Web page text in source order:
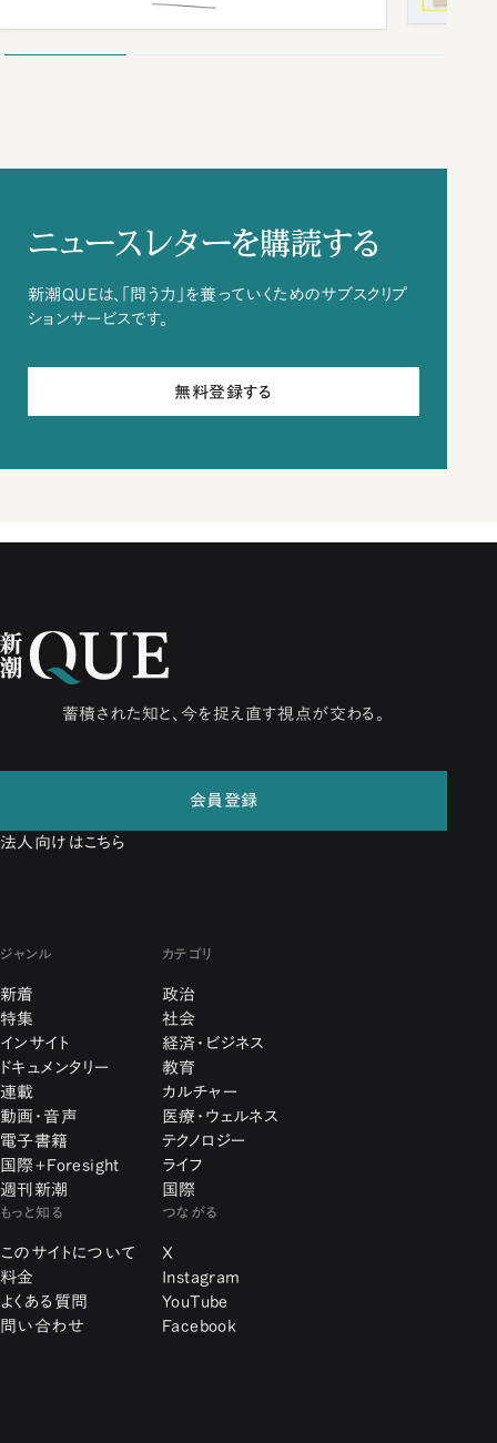
ニュースレターを購読する
新潮QUEは、「問う力」を養っていくためのサブスクリプ
ションサービスです。
無料登録する
蓄積された知と、今を捉え直す視点が交わる。
会員登録
法人向けはこちら
ジャンル
新着
特集
インサイト
ドキュメンタリー
連載
動画・音声
電子書籍
国際+Foresight
週刊新潮
カテゴリ
政治
社会
経済・ビジネス
教育
カルチャー
医療・ウェルネス
テクノロジー
ライフ
国際
もっと知る
このサイトについて
料金
よくある質問
問い合わせ
つながる
X
Instagram
YouTube
Facebook